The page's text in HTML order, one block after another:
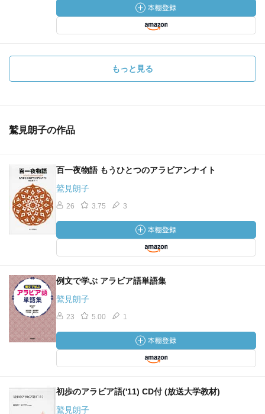
もっと見る
鷲見朗子の作品
百一夜物語 もうひとつのアラビアンナイト
鷲見朗子
26 3.75 3
例文で学ぶ アラビア語単語集
鷲見朗子
23 5.00 1
初歩のアラビア語('11) CD付 (放送大学教材)
鷲見朗子